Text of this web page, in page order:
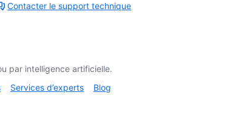
Contacter le support technique
par intelligence artificielle.
Services d’experts Blog